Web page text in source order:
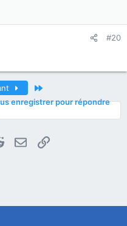
#20
enregistrer pour répondre
RedditE-mailLien